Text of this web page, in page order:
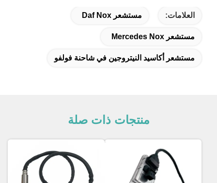
العلامات: مستشعر Daf Nox
مستشعر Mercedes Nox
مستشعر أكاسيد النيتروجين في شاحنة فولفو
منتجات ذات صلة